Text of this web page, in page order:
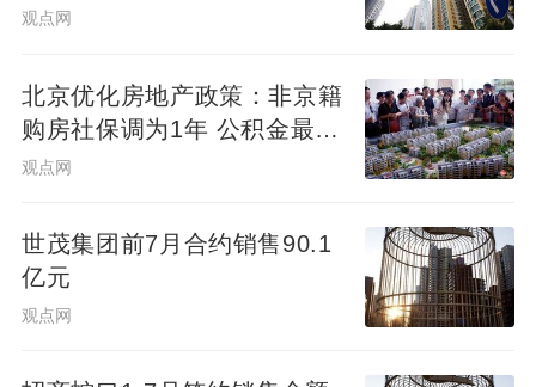
观点网
北京优化房地产政策：非京籍
购房社保调为1年 公积金最高
可贷340万元
观点网
世茂集团前7月合约销售90.1
亿元
观点网